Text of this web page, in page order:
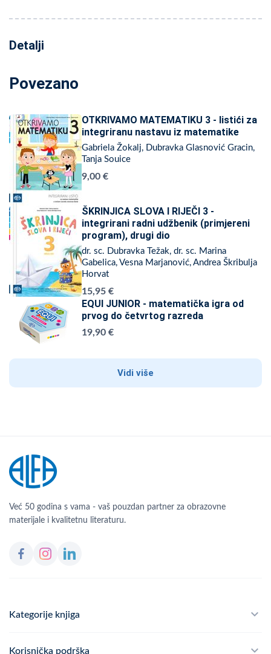
Detalji
Povezano
OTKRIVAMO MATEMATIKU 3 - listići za
integriranu nastavu iz matematike
Gabriela Žokalj, Dubravka Glasnović Gracin,
Tanja Souice
9,00 €
ŠKRINJICA SLOVA I RIJEČI 3 -
integrirani radni udžbenik (primjereni
program), drugi dio
dr. sc. Dubravka Težak, dr. sc. Marina
Gabelica, Vesna Marjanović, Andrea Škribulja
Horvat
15,95 €
EQUI JUNIOR - matematička igra od
prvog do četvrtog razreda
19,90 €
Vidi više
Već 50 godina s vama - vaš pouzdan partner za obrazovne
materijale i kvalitetnu literaturu.
Kategorije knjiga
Školski program
Korisnička podrška